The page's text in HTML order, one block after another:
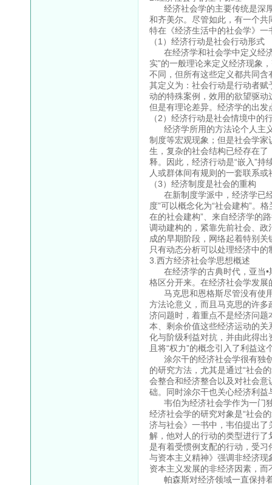
经济社会学的主要传统是深厚
和齐美尔。尽管如此，有一个
特在《经济生活中的社会学》
（1）经济行动是社会行动形式
在经济学和社会学中定义经济
实”的一般理论来定义经济现象
不同，但所有这些定义都共同
其定义为：社会行动是行动者
动的特殊案例，效用的欲望驱
但是有理论差异。经济学的出发
（2）经济行动是社会情境中的
经济学所用的方法论个人主义
制度等宏观现象；但是社会学
生，复杂的社会结构已经存在
释。因此，经济行动是“嵌入”持
人或群体间有规则的一套联系
（3）经济制度是社会的重构
在新制度学派中，经济学已经
度”可以概念化为“社会建构”。
在的社会建构”、来自经济学的
调动建构的，紧靠先前社会、
成的早期阶段，网络起着特别
只有动态分析可以处理经济中的
3.西方经济社会学思想概述
在经济学的古典时代，亚当•
格区分开来。在经济社会学发
马克思和恩格斯尽管没有使用
方法论意义，而且马克思的许
济问题时，着重点不是经济问
本、剩余价值这些经济运动的
化与阶级利益对抗，并由此得
且将“权力”的概念引入了利益
涂尔干的经济社会学很有独创
的研究方法，尤其是通过“社会
会整合和经济整合以及对社会
础。同时涂尔干也关心经济利
韦伯为经济社会学作为一门独
经济社会学的研究对象是“社会
济与社会》一书中，韦伯提出
解，他对人的行动的类型进行
是有着受惯例支配的行动，受
与资本主义精神》强调非经济
资本主义发展的非经济因素，
帕森斯对经济领域一直保持着